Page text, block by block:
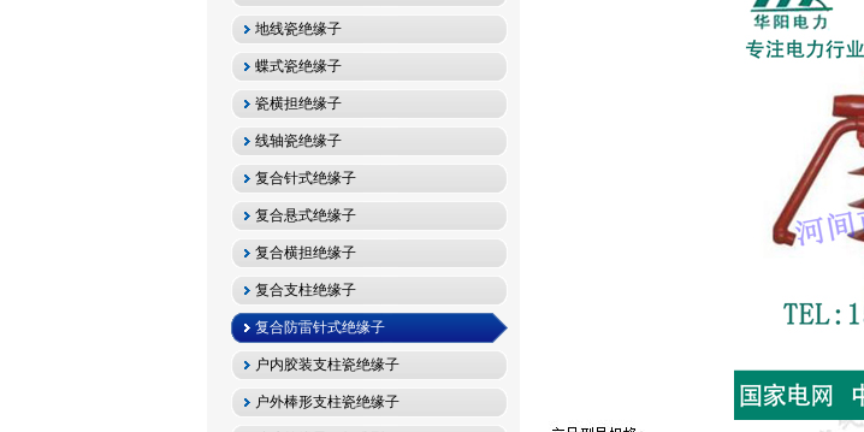
地线瓷绝缘子
蝶式瓷绝缘子
瓷横担绝缘子
线轴瓷绝缘子
复合针式绝缘子
复合悬式绝缘子
复合横担绝缘子
复合支柱绝缘子
复合防雷针式绝缘子
户内胶装支柱瓷绝缘子
户外棒形支柱瓷绝缘子